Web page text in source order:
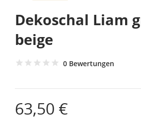
Dekoschal Liam
beige
0 Bewertungen
63,50 €